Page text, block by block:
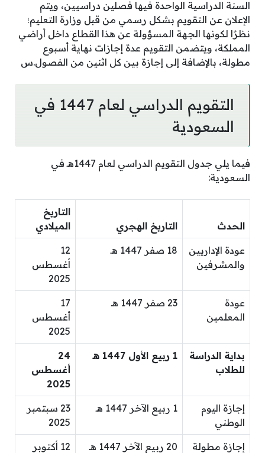
السنة الدراسية الواحدة فيها فصلين دراسيين، ويتم
الإعلان عن التقويم بشكل رسمي من قبل وزارة التعليم؛
نظرًا لكونها الجهة المسؤولة عن هذا القطاع داخل أراضي
المملكة، ويتضمن التقويم عدة إجازات نهاية أسبوع
مطولة، بالإضافة إلى إجازة بين كل اثنين من الفصول.س
التقويم الدراسي لعام 1447 في
السعودية
فيما يلي جدول التقويم الدراسي لعام 1447هـ في
السعودية:
الحدث التاريخ الهجري
التاريخ
الميلادي
عودة الإداريين
والمشرفين
18 صفر 1447 هـ
12
أغسطس
2025
عودة
المعلمين
23 صفر 1447 هـ
17
أغسطس
2025
بداية الدراسة
للطلاب
1 ربيع الأول 1447 هـ
24
أغسطس
2025
إجازة اليوم
الوطني
1 ربيع الآخر 1447 هـ
23 سبتمبر
2025
إجازة مطولة 20 ربيع الآخر 1447 هـ
12 أكتوبر